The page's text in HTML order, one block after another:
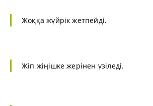
Жоққа жүйрік жетпейді.
Жіп жіңішке жерінен үзіледі.